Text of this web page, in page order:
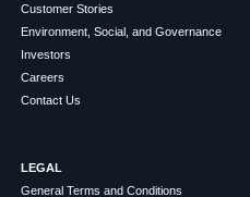
Customer Stories
Environment, Social, and Governance
Investors
Careers
Contact Us
LEGAL
General Terms and Conditions